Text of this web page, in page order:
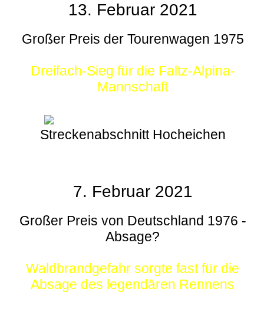
13. Februar 2021
Großer Preis der Tourenwagen 1975
Dreifach-Sieg für die Faltz-Alpina-
Mannschaft
Streckenabschnitt Hocheichen
7. Februar 2021
Großer Preis von Deutschland 1976 -
Absage?
Waldbrandgefahr sorgte fast für die
Absage des legendären Rennens